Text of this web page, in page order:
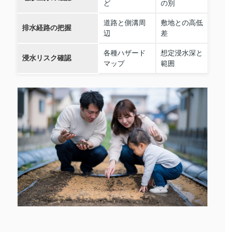
ど
の別
排水経路の把握
道路と側溝周
辺
敷地との高低
差
浸水リスク確認
各種ハザード
マップ
想定浸水深と
範囲